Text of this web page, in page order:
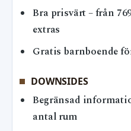
Bra prisvärt – från
extras
Gratis barnboende
DOWNSIDES
Begränsad
antal rum